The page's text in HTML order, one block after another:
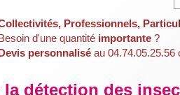
Professionnels,
d'une quantité importante?
personnaliséau 04.74.05.25.56
détection des